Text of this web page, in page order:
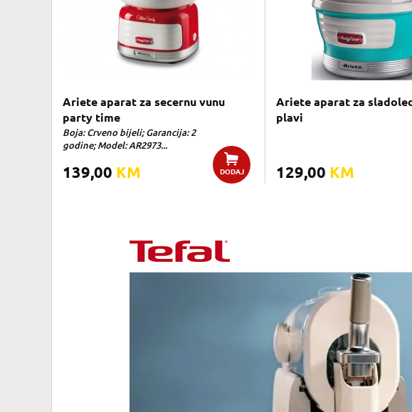
Ariete aparat za secernu vunu
party time
Boja: Crveno bijeli; Garancija: 2
godine; Model: AR2973...
139,00 KM DODAJ
Ariete aparat za
plavi
129,00 KM